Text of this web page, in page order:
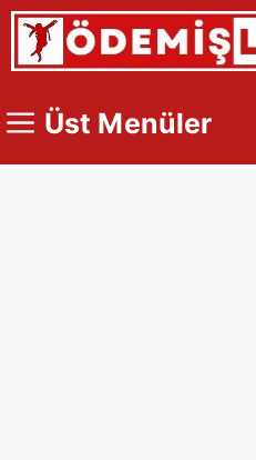
İçeriğe
atla
Üst Menüler